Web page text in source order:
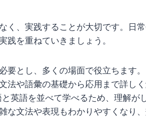
く、実践することが大切です。日
践を重ねていきましょう。
とし、多くの場面で役立ちます。
法や語彙の基礎から応用まで詳し
英語を並べて学べるため、理解が
な文法や表現もわかりやすくなり